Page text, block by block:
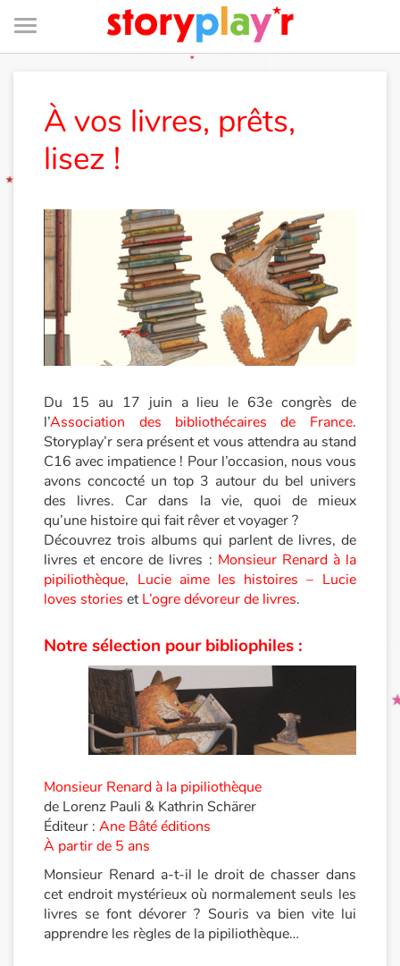
Je me connecte
Tester gratuitement
Bibliothèque
Prix
Accueil
Contes d'ici et d'ailleurs
Fable, mythe, littérature et poésie
Princesses et princes, rois, reines et dragons
Ogres, monstres et sorcières
Héroïnes et héros
Écologie, nature, saisons
Voyage, épopée, enquête, aventure
Autour du monde
Apprentissage
Art, espace, activité
Documentaires
En famille
Quotidien et loisirs
À vos livres, prêts,
lisez !
Du 15 au 17 juin a lieu le 63e congrès de
l’Association des bibliothécaires de France.
Storyplay’r sera présent et vous attendra au stand
C16 avec impatience ! Pour l’occasion, nous vous
avons concocté un top 3 autour du bel univers
des livres. Car dans la vie, quoi de mieux
qu’une histoire qui fait rêver et voyager ?
Découvrez trois albums qui parlent de livres, de
livres et encore de livres : Monsieur Renard à la
pipiliothèque, Lucie aime les histoires – Lucie
loves stories etL’ogre dévoreur de livres.
Notre sélection pour bibliophiles :
Monsieur Renard à la pipiliothèque
de Lorenz Pauli & Kathrin Schärer
Éditeur :Ane Bâté éditions
À partir de 5 ans
Monsieur Renard a-t-il le droit de chasser dans
cet endroit mystérieux où normalement seuls les
livres se font dévorer ? Souris va bien vite lui
apprendre les règles de la pipiliothèque…